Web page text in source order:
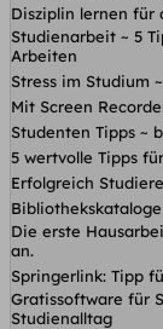
Disziplin lernen für
Studienarbeit ~ 5
Arbeiten
Stress im Studium
Mit Screen
Studenten Tipps ~
5 wertvolle Tipps
Erfolgreich
Die erste
an.
Springerlink: Tipp
Gratissoftware für
Studienalltag